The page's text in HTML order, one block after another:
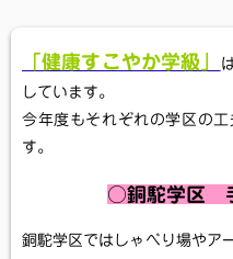
「健康すこやか学級」
しています。
今年度もそれぞれの学区の
す。
○銅駝学区
銅駝学区ではしゃべり場やア